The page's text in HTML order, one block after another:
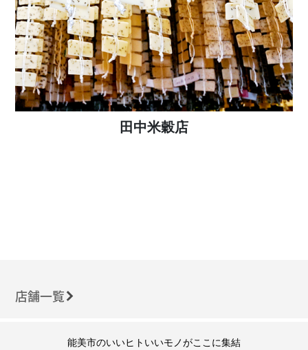
田中米穀店
店舗一覧
能美市のいいヒトいいモノがここに集結